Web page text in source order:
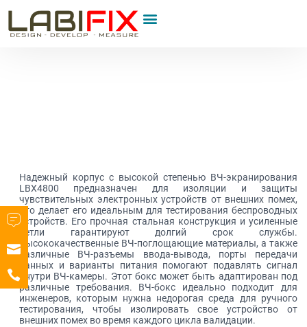
Надежный корпус с высокой степенью ВЧ-экранирования
LBX4800 предназначен для изоляции и защиты
чувствительных электронных устройств от внешних помех,
что делает его идеальным для тестирования беспроводных
устройств. Его прочная стальная конструкция и усиленные
петли гарантируют долгий срок службы.
Высококачественные ВЧ-поглощающие материалы, а также
различные ВЧ-разъемы ввода-вывода, порты передачи
данных и варианты питания помогают подавлять сигнал
внутри ВЧ-камеры. Этот бокс может быть адаптирован под
различные требования. ВЧ-бокс идеально подходит для
инженеров, которым нужна недорогая среда для ручного
тестирования, чтобы изолировать свое устройство от
внешних помех во время каждого цикла валидации.